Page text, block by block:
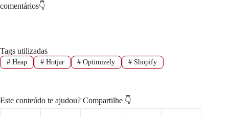
comentários👇
Tags utilizadas
#Heap #Hotjar # Optimizely # Shopify
Este conteúdo te ajudou? Compartilhe 👇